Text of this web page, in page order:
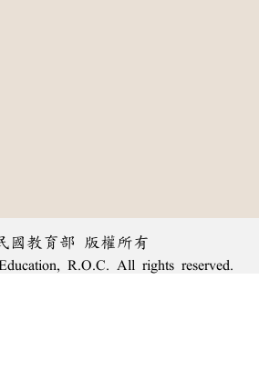
國教育部 版權所有
R.O.C. All rights reserved.